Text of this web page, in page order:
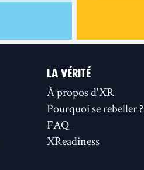
LA VÉRITÉ
À propos d'XR
Pourquoi se rebeller ?
FAQ
XReadiness